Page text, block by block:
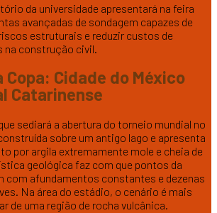
da universidade apresentará na feira
avançadas de sondagem capazes de
estruturais e reduzir custos de
na construção civil.
Copa: Cidade do México
Catarinense
sediará a abertura do torneio mundial no
sobre um antigo lago e apresenta
por argila extremamente mole e cheia de
geológica faz com que pontos da
com afundamentos constantes e dezenas
Na área do estádio, o cenário é mais
de uma região de rocha vulcânica.